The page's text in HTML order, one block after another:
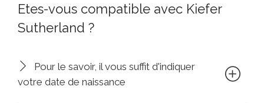
Etes-vous compatible avec Kiefer
Sutherland ?
Pour le savoir, il vous suffit d'indiquer
votre date de naissance